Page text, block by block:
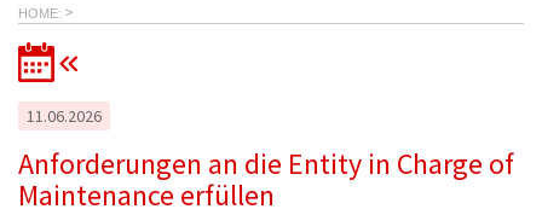
i
HOME >
11.06.2026
Anforderungen an die Entity in Charge of
Maintenance erfüllen